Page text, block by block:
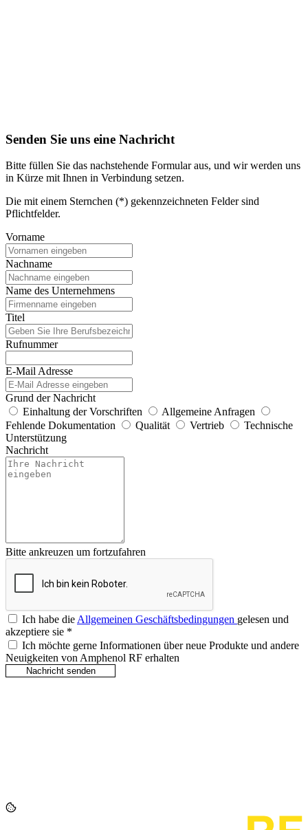
Senden Sie uns eine Nachricht
Bitte füllen Sie das nachstehende Formular aus, und wir werden uns
in Kürze mit Ihnen in Verbindung setzen.
Die mit einem Sternchen (*) gekennzeichneten Felder sind
Pflichtfelder.
Vorname
Nachname
Name des Unternehmens
Titel
Rufnummer
E-Mail Adresse
Grund der Nachricht
Einhaltung der Vorschriften
Allgemeine Anfragen
Fehlende Dokumentation
Qualität Vertrieb
Technische
Unterstützung
Nachricht
Bitte ankreuzen um fortzufahren
Ich habe dieAllgemeinen Geschäftsbedingungen gelesen und
akzeptiere sie *
Ich möchte gerne Informationen über neue Produkte und andere
Neuigkeiten von Amphenol RF erhalten